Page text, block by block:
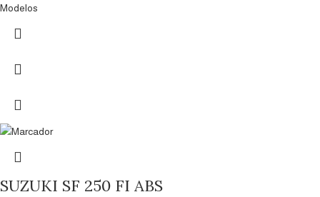
Modelos
SUZUKI SF 250 FI ABS